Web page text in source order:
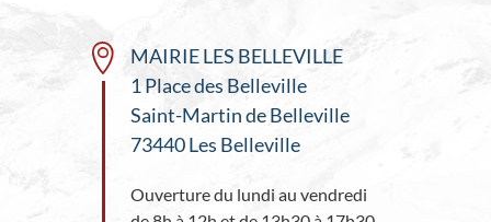
MAIRIE LES BELLEVILLE
1 Place des Belleville
Saint-Martin de Belleville
73440 Les Belleville
Ouverture du lundi au vendredi